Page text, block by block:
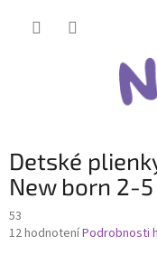
Detské
New born 2-
53
Priemerné
12 hodnoteníPodrobnosti